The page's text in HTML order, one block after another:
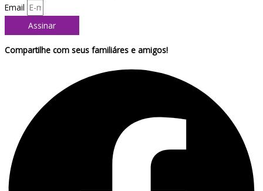
Email
Assinar
Compartilhe com seus familiáres e amigos!